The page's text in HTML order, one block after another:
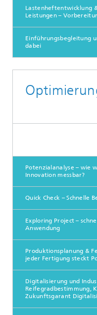
Lastenheftentwicklung
Leistungen –
Einführungsbegleitung
dabei
Potenzialanalyse – wie
Innovation messbar?
Quick Check – Schnelle
Exploring Project –
Anwendung
Produktionsplanung &
jeder Fertigung steckt
Digitalisierung und
Reifegradbestimmung,
Zukunftsgarant